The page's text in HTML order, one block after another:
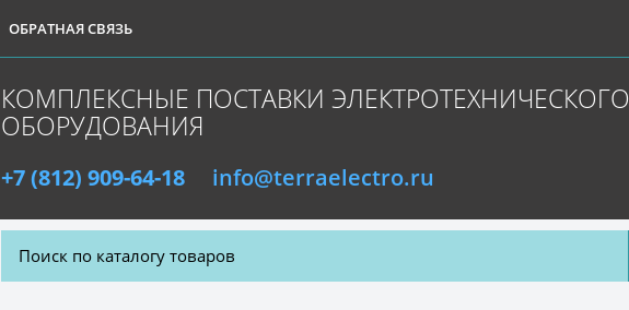
ОБРАТНАЯ СВЯЗЬ
КОМПЛЕКСНЫЕ ПОСТАВКИ ЭЛЕКТРОТЕХНИЧЕСКОГО
ОБОРУДОВАНИЯ
+7 (812) 909-64-18 info@terraelectro.ru